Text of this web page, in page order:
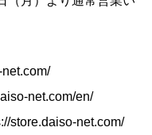
net.com/en/
store.daiso-net.com/